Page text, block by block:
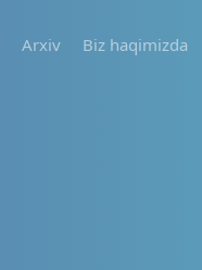
Arxiv Biz haqimizda